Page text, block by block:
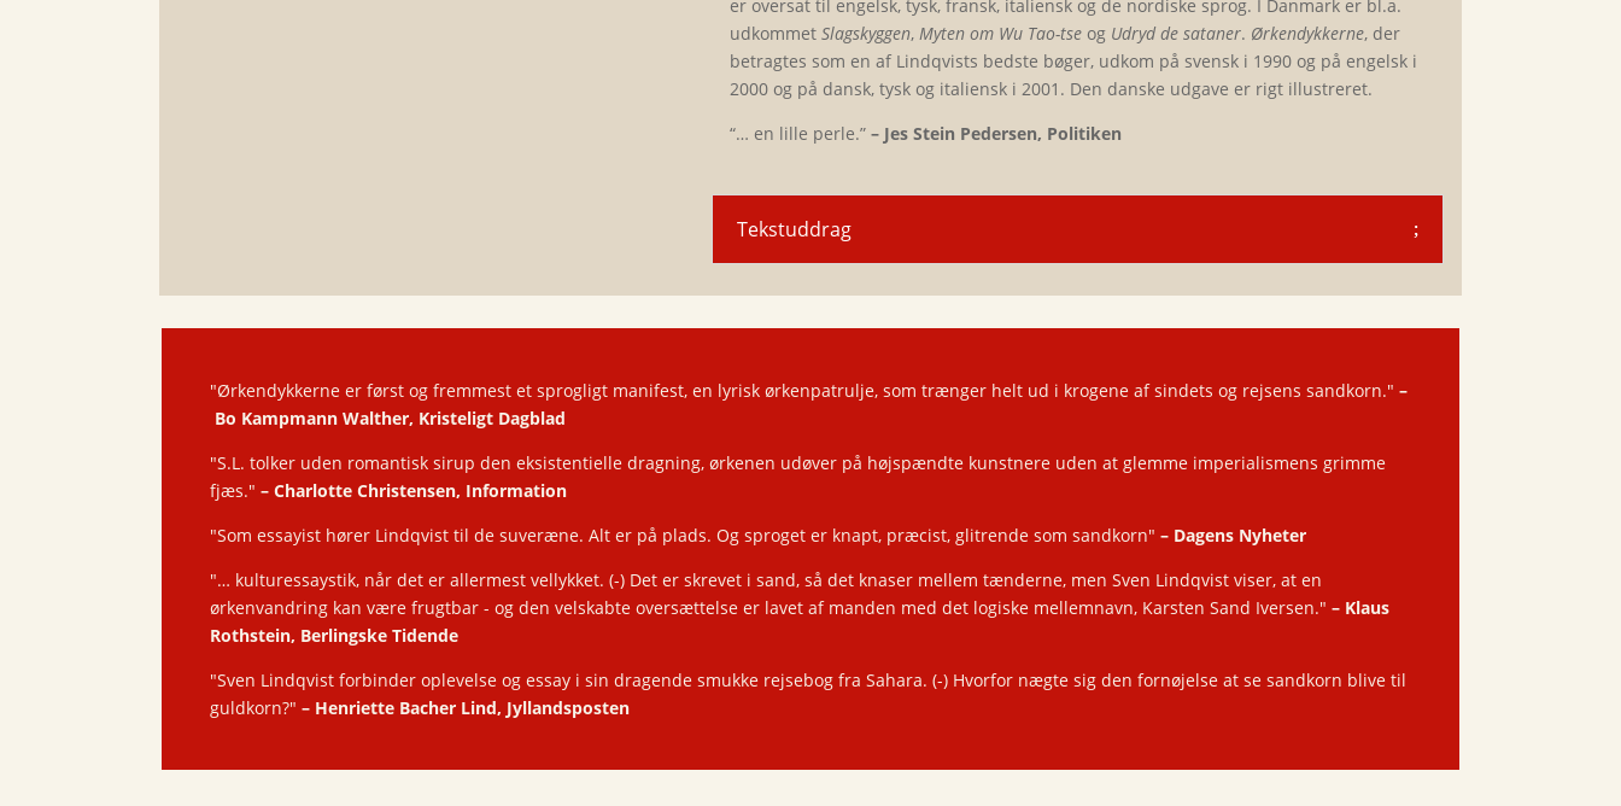
er oversat til engelsk, tysk, fransk, italiensk og de nordiske sprog. I Danmark er bl.a.
udkommetSlagskyggen, Myten om Wu Tao-tse og Udryd de sataner. Ørkendykkerne, der
betragtes som en af Lindqvists bedste bøger, udkom på svensk i 1990 og på engelsk i
2000 og på dansk, tysk og italiensk i 2001. Den danske udgave er rigt illustreret.
“… en lille perle.”– Jes Stein Pedersen, Politiken
Tekstuddrag
"Ørkendykkerne er først og fremmest et sprogligt manifest, en lyrisk ørkenpatrulje, som trænger helt ud i krogene af sindets og rejsens sandkorn."–
Bo Kampmann Walther, Kristeligt Dagblad
"S.L. tolker uden romantisk sirup den eksistentielle dragning, ørkenen udøver på højspændte kunstnere uden at glemme imperialismens grimme
fjæs."– Charlotte Christensen, Information
"Som essayist hører Lindqvist til de suveræne. Alt er på plads. Og sproget er knapt, præcist, glitrende som sandkorn"– Dagens Nyheter
"… kulturessaystik, når det er allermest vellykket. (-) Det er skrevet i sand, så det knaser mellem tænderne, men Sven Lindqvist viser, at en
ørkenvandring kan være frugtbar - og den velskabte oversættelse er lavet af manden med det logiske mellemnavn, Karsten Sand Iversen."– Klaus
Rothstein, Berlingske Tidende
"Sven Lindqvist forbinder oplevelse og essay i sin dragende smukke rejsebog fra Sahara. (-) Hvorfor nægte sig den fornøjelse at se sandkorn blive til
guldkorn?"– Henriette Bacher Lind, Jyllandsposten